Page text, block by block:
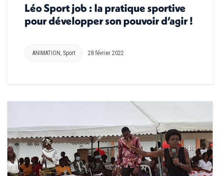
Léo Sport job : la pratique sportive
pour développer son pouvoir d’agir !
ANIMATION Sport 28 février 2022